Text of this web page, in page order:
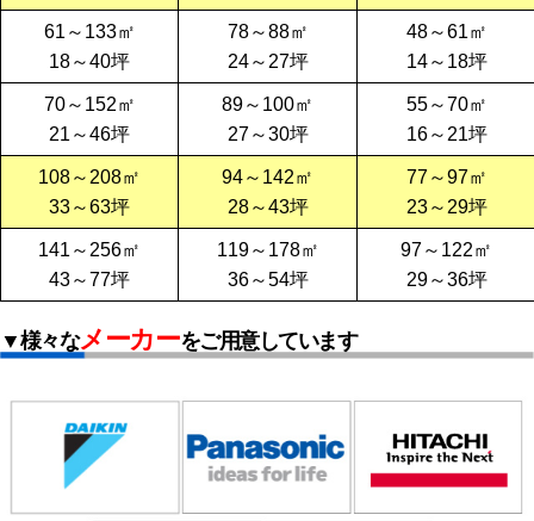
61～133㎡
18～40坪
78～88㎡
24～27坪
48～61㎡
14～18坪
70～152㎡
21～46坪
89～100㎡
27～30坪
55～70㎡
16～21坪
108～208㎡
33～63坪
94～142㎡
28～43坪
77～97㎡
23～29坪
141～256㎡
43～77坪
119～178㎡
36～54坪
97～122㎡
29～36坪
▼様々なメーカーをご用意しています